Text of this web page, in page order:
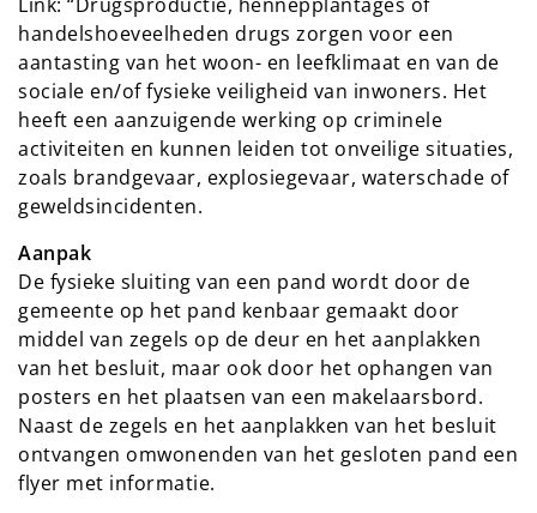
handelshoeveelheden drugs zorgen voor een
aantasting van het woon- en leefklimaat en van de
sociale en/of fysieke veiligheid van inwoners. Het
heeft een aanzuigende werking op criminele
activiteiten en kunnen leiden tot onveilige situaties,
zoals brandgevaar, explosiegevaar, waterschade of
geweldsincidenten.
Aanpak
De fysieke sluiting van een pand wordt door de
gemeente op het pand kenbaar gemaakt door
middel van zegels op de deur en het aanplakken
van het besluit, maar ook door het ophangen van
posters en het plaatsen van een makelaarsbord.
Naast de zegels en het aanplakken van het besluit
ontvangen omwonenden van het gesloten pand een
flyer met informatie.